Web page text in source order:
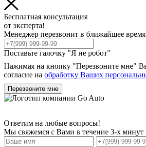
Бесплатная консультация
от эксперта!
Менеджер перезвонит в ближайшее время
Поставьте галочку "Я не робот"
Нажимая на кнопку "Перезвоните мне"
согласие на обработку Ваших
Перезвоните мне
Ответим на любые вопросы!
Мы свяжемся с Вами в течение 3-х минут